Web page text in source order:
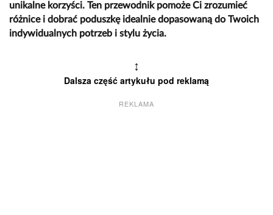
unikalne korzyści. Ten przewodnik pomoże Ci zrozumieć
różnice i dobrać poduszkę idealnie dopasowaną do Twoich
indywidualnych potrzeb i stylu życia.
↕
Dalsza część artykułu pod reklamą
REKLAMA